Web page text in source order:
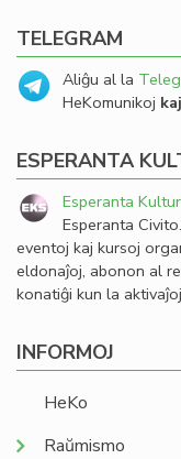
TELEGRAM
Aliĝu al la
HeKomunikoj
ESPERANTA
Esperanta
Esperanta
eventoj kaj kursoj
eldonaĵoj, abonon al
konatiĝi kun la
INFORMOJ
HeKo
Raŭmismo